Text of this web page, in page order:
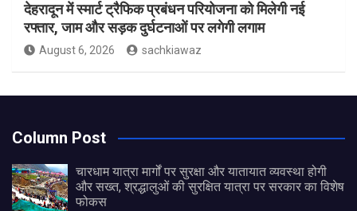
देहरादून में स्मार्ट ट्रैफिक प्रबंधन परियोजना को मिलेगी नई
रफ्तार, जाम और सड़क दुर्घटनाओं पर लगेगी लगाम
August 6, 2026 sachkiawaz
Column Post
चारधाम यात्रा मार्गों पर सुरक्षा और यातायात व्यवस्था होगी
और सख्त, श्रद्धालुओं की सुरक्षित यात्रा पर सरकार का विशेष
फोकस